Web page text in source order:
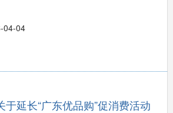
04-04
延长“广东优品购”促消费活动